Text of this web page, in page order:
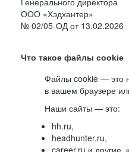
ООО «Хэдхантер»
№ 02/05-ОД от 13.02.2026
Что такое файлы cookie
Файлы cookie — это
в вашем браузере
Наши сайты — это:
hh.ru,
headhunter.ru,
career.ru и другие,